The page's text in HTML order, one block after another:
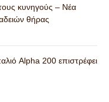
κυνηγούς – Νέα
θήρας
Alpha 200 επιστρέφει